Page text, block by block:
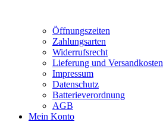
Öffnungszeiten
Zahlungsarten
Widerrufsrecht
Lieferung und Versandkosten
Impressum
Datenschutz
Batterieverordnung
AGB
Mein Konto